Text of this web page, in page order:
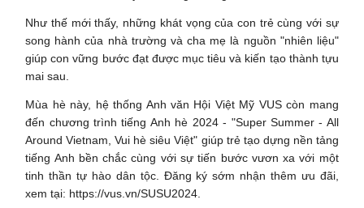
Như thế mới thấy, những khát vọng của con trẻ cùng với sự
song hành của nhà trường và cha mẹ là nguồn "nhiên liệu"
giúp con vững bước đạt được mục tiêu và kiến tạo thành tựu
mai sau.
Mùa hè này, hệ thống Anh văn Hội Việt Mỹ VUS còn mang
đến chương trình tiếng Anh hè 2024 - "Super Summer - All
Around Vietnam, Vui hè siêu Việt" giúp trẻ tạo dựng nền tảng
tiếng Anh bền chắc cùng với sự tiến bước vươn xa với một
tinh thần tự hào dân tộc. Đăng ký sớm nhận thêm ưu đãi,
xem tại: https://vus.vn/SUSU2024.